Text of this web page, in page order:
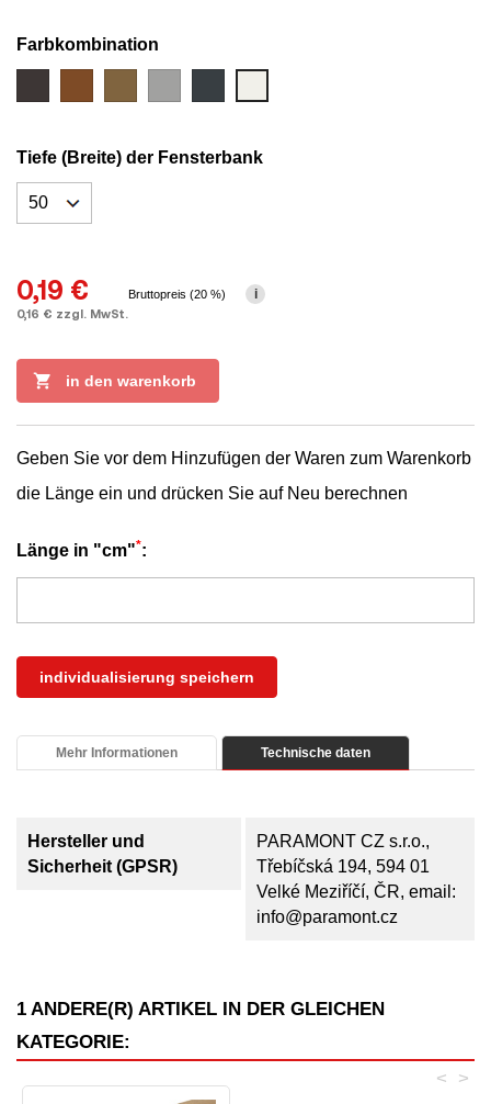
Farbkombination
Tiefe (Breite) der Fensterbank
0,19 €
0,16 € zzgl. MwSt.
Bruttopreis (20 %) i
 in den warenkorb
Geben Sie vor dem Hinzufügen der Waren zum Warenkorb
die Länge ein und drücken Sie auf Neu berechnen
Länge in "cm"*:
individualisierung speichern
Mehr Informationen Technische daten
Hersteller und
Sicherheit (GPSR)
PARAMONT CZ s.r.o.,
Třebíčská 194, 594 01
Velké Meziříčí, ČR, email:
info@paramont.cz
1 ANDERE(R) ARTIKEL IN DER GLEICHEN
KATEGORIE:
>
<